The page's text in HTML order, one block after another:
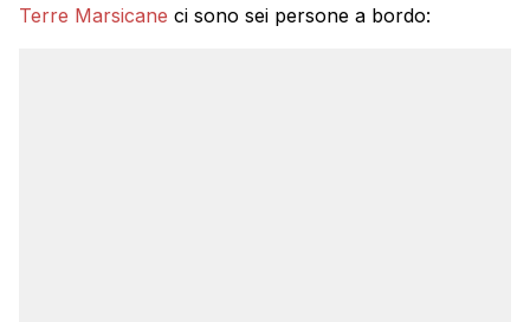
Terre Marsicane ci sono sei persone a bordo: